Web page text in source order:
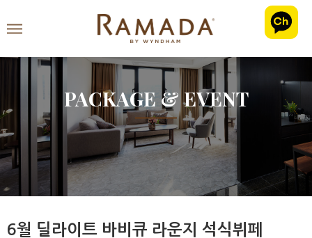
PACKAGE & EVENT
6월 딜라이트 바비큐 라운지 석식뷔페